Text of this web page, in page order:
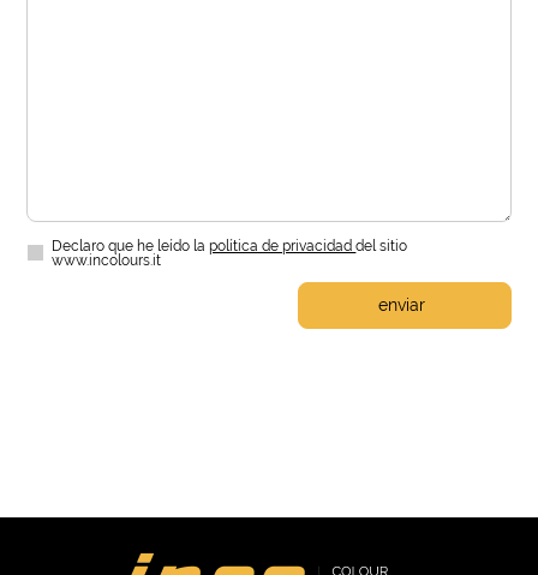
Declaro que he leído lapolítica de privacidaddel sitio
www.incolours.it
enviar